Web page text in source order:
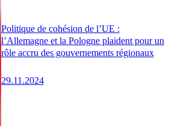
Politique de cohésion de l’UE :
l’Allemagne et la Pologne plaident pour un
rôle accru des gouvernements régionaux
29.11.2024